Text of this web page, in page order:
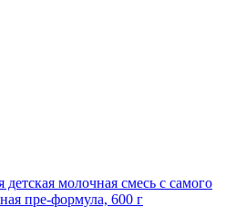
молочная смесь с самого
пре-формула, 600 г